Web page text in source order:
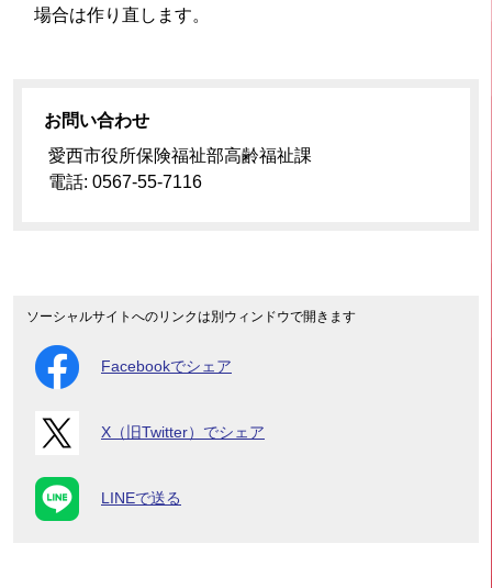
場合は作り直します。
お問い合わせ
愛西市役所保険福祉部高齢福祉課
電話: 0567-55-7116
ソーシャルサイトへのリンクは別ウィンドウで開きます
Facebookでシェア
X（旧Twitter）でシェア
LINEで送る